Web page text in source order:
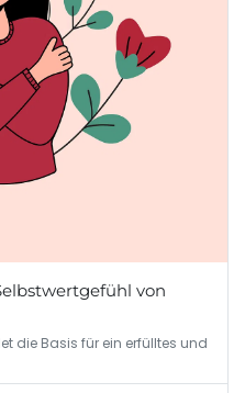
von
die Basis für ein erfülltes und